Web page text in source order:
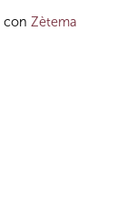
con Zètema